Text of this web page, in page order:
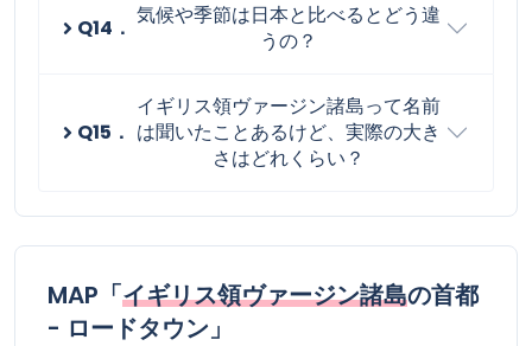
Q14． 気候や季節は日本と比べるとどう違
うの？
Q15．
イギリス領ヴァージン諸島って名前
は聞いたことあるけど、実際の大き
さはどれくらい？
MAP「イギリス領ヴァージン諸島の首都
- ロードタウン」